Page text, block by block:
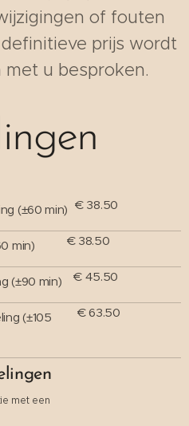
of fouten
prijs wordt
met u besproken.
(±60 min) € 38.50
min) € 38.50
(±90 min) € 45.50
(±105
€ 63.50
met een